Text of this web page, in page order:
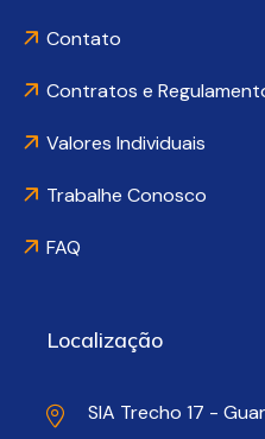
Contato
Contratos e
Valores Individuais
Trabalhe Conosco
FAQ
Localização
SIA Trecho 17 -